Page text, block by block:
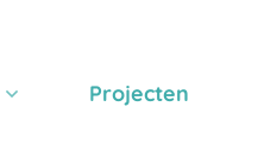
Projecten